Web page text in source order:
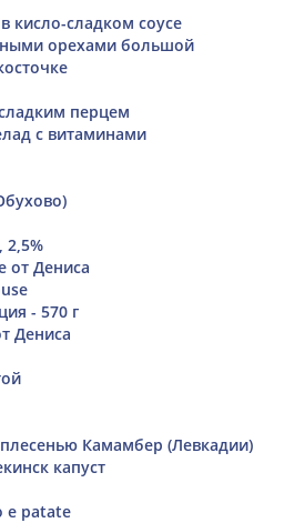
кисло-сладком соусе
орехами большой
перцем
с витаминами
2,5%
от Дениса
- 570 г
Дениса
Камамбер (Левкадии)
капуст
e patate